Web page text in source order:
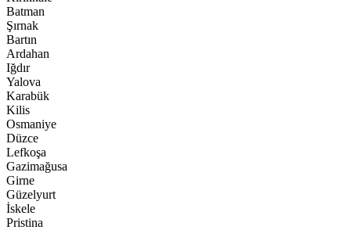
Batman
Şırnak
Bartın
Ardahan
Iğdır
Yalova
Karabük
Kilis
Osmaniye
Düzce
Lefkoşa
Gazimağusa
Girne
Güzelyurt
İskele
Pristina